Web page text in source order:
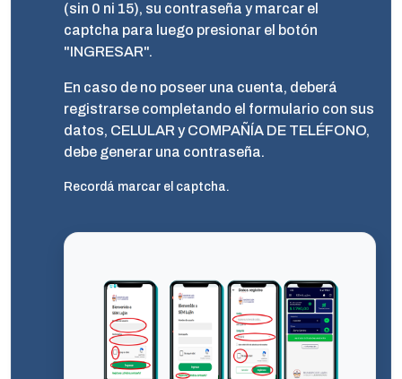
(sin 0 ni 15), su contraseña y marcar el
captcha para luego presionar el botón
"INGRESAR".
En caso de no poseer una cuenta, deberá
registrarse completando el formulario con sus
datos, CELULAR y COMPAÑÍA DE TELÉFONO,
debe generar una contraseña.
Recordá marcar el captcha.